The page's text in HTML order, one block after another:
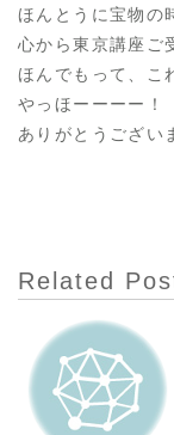
ほんとうに宝物の
心から東京講座ご
ほんでもって、こ
やっほーーーー！
ありがとうござい
Related